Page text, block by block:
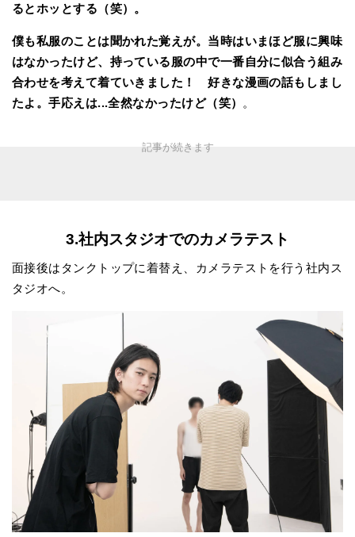
るとホッとする（笑）。
僕も私服のことは聞かれた覚えが。当時はいまほど服に興味
はなかったけど、持っている服の中で一番自分に似合う組み
合わせを考えて着ていきました！ 好きな漫画の話もしまし
たよ。手応えは...全然なかったけど（笑） 。
3.社内スタジオでのカメラテスト
面接後はタンクトップに着替え、カメラテストを行う社内ス
タジオへ。